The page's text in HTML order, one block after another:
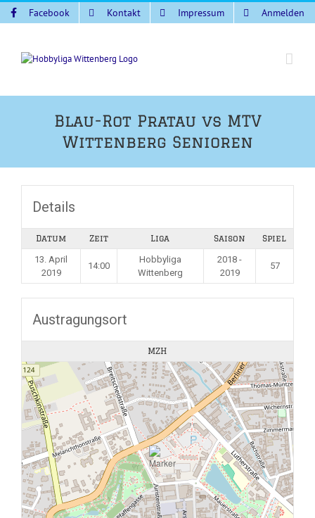
Zum
Inhalt
Facebook Kontakt Impressum Anmelden
Blau-Rot Pratau vs MTV
Wittenberg Senioren
Details
Datum Zeit Liga Saison Spiel
13. April
2019
14:00
Hobbyliga
Wittenberg
2018 -
2019
57
Austragungsort
MZH